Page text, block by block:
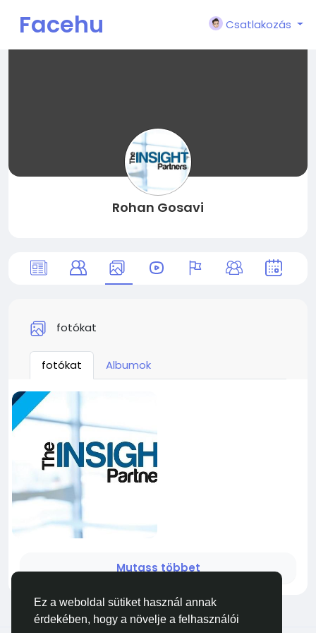
Ez a weboldal sütiket használ annak
érdekében, hogy a növelje a felhasználói
Facehu
Csatlakozás
Rohan Gosavi
fotókat
fotókat Albumok
Mutass többet